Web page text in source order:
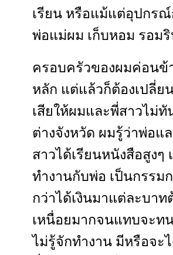
เรียน หรือแม้แต่อุปกรณ์
พ่อแม่ผม เก็บหอม รอม
ครอบครัวของผมค่อนข้
หลัก แต่แล้วก็ต้องเปลี่ย
เสียให้ผมและพี่สาวไม่ทั
ต่างจังหวัด ผมรู้ว่าพ่อแ
สาวได้เรียนหนังสือสูงๆ
ทำงานกับพ่อ เป็นกรรม
กว่าได้เงินมาแต่ละบาท
เหนื่อยมากจนแทบจะท
ไม่รู้จักทำงาน มีหรือจะไ